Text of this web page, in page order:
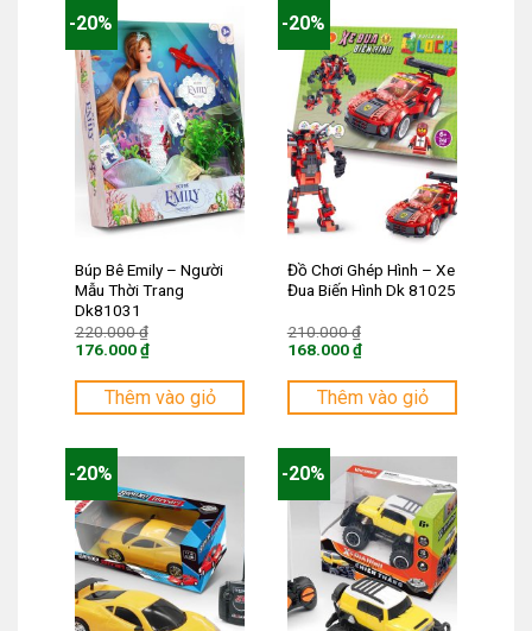
-20%
Búp Bê Emily – Người
Mẫu Thời Trang
Dk81031
220.000₫
220.000 ₫.
176.000₫
hiện
là:
Thêm vào giỏ
-20%
Đồ Chơi Ghép Hình – Xe
Đua Biến Hình Dk 81025
210.000₫
210.000 ₫.
168.000₫
hiện
là:
Thêm vào giỏ
-20% -20%